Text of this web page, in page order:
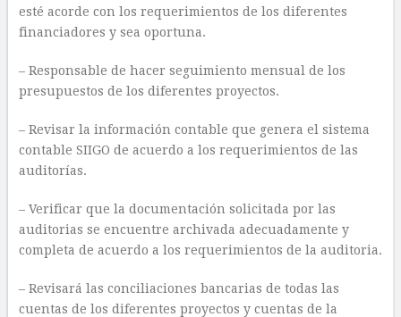
esté acorde con los requerimientos de los diferentes
financiadores y sea oportuna.
– Responsable de hacer seguimiento mensual de los
presupuestos de los diferentes proyectos.
– Revisar la información contable que genera el sistema
contable SIIGO de acuerdo a los requerimientos de las
auditorías.
– Verificar que la documentación solicitada por las
auditorias se encuentre archivada adecuadamente y
completa de acuerdo a los requerimientos de la auditoria.
– Revisará las conciliaciones bancarias de todas las
cuentas de los diferentes proyectos y cuentas de la